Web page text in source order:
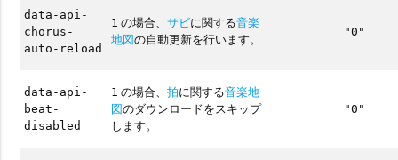
data-api-
chorus-
auto-reload
1 の場合、サビに関する音楽
地図の自動更新を行います。
"0"
data-api-
beat-
disabled
1 の場合、拍に関する音楽地
図のダウンロードをスキップ
します。
"0"